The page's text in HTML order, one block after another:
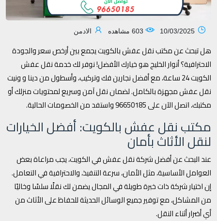
الادمن
هل تبحث عن مكتب نقل عفش بالكويت يجمع بين أرخص سعر والجودة
الاحترافية؟ أنوار الخليج هو خيارك الأفضل! نوفر لك خدمة نقل عفش
الكويت 24 ساعة، مع أفضل نجارين فك وتركيب، وأسطول من دينا و ونيت
نقل عفش مجهزة بالكامل. لضمان نقل آمن وسريع لمحتويات منزلك أو
مكتبك، اتصل الآن على 96650185 واستفد من الخصومات الحالية.
مكتب نقل عفش بالكويت: أفضل الخيارات
لنقل الأثاث بأمان
عند البحث عن أفضل شركة نقل عفش في الكويت، يجب مراعاة بعض
العوامل الأساسية، مثل الأمان، سرعة التنفيذ، والاحترافية في التعامل.
إن اختيار شركة ذات خبرة طويلة في المجال يضمن لك نقلًا سلسًا وخاليًا
من المشاكل، مع توفير جميع الوسائل الحديثة للحفاظ على الأثاث من
أي أضرار أثناء النقل.